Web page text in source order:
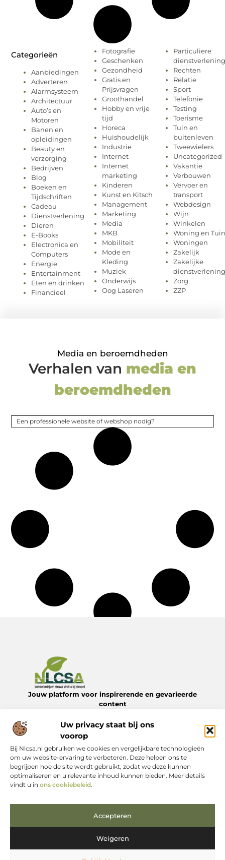
Uw privacy staat bij ons
voorop
Bij Nlcsa.nl gebruiken we cookies en vergelijkbare technologieën
om uw website-ervaring te verbeteren. Deze helpen ons te
begrijpen hoe de site wordt gebruikt, zodat we deze kunnen
optimaliseren en u relevante inhoud kunnen bieden. Meer details
vindt u in ons cookiebeleid.
Accepteren
Weigeren
Categorieën
Aanbiedingen
Adverteren
Alarmsysteem
Architectuur
Auto’s en
Motoren
Banen en
opleidingen
Beauty en
verzorging
Bedrijven
Blog
Boeken en
Tijdschriften
Cadeau
Dienstverlening
Dieren
E-Books
Electronica en
Computers
Energie
Entertainment
Eten en drinken
Financieel
Fotografie
Geschenken
Gezondheid
Gratis en
Prijsvragen
Groothandel
Hobby en vrije
tijd
Horeca
Huishoudelijk
Industrie
Internet
Internet
marketing
Kinderen
Kunst en Kitsch
Management
Marketing
Media
MKB
Mobiliteit
Mode en
Kleding
Muziek
Onderwijs
Oog Laseren
Particuliere
dienstverlening
Rechten
Relatie
Sport
Telefonie
Testing
Toerisme
Tuin en
buitenleven
Tweewielers
Uncategorized
Vakantie
Verbouwen
Vervoer en
transport
Webdesign
Wijn
Winkelen
Woning en Tuin
Woningen
Zakelijk
Zakelijke
dienstverlening
Zorg
ZZP
Media en beroemdheden
Verhalen van media en
beroemdheden
Een professionele website of webshop nodig?
Jouw platform voor inspirerende en gevarieerde
content
dagelijks leven – van handige tips tot verrassende
inzichten – allemaal te vinden op Nlcsa.nl.
Onze informatie
Bericht categorie